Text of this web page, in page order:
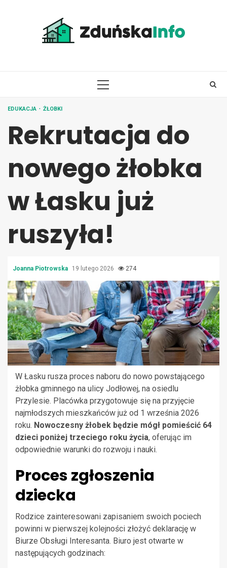
PRIMARY
EDUKACJA ŻŁOBKI
Rekrutacja do
nowego żłobka
w Łasku już
ruszyła!
Joanna Piotrowska 19 lutego 2026 274
W Łasku rusza proces naboru do nowo powstającego
żłobka gminnego na ulicy Jodłowej, na osiedlu
Przylesie. Placówka przygotowuje się na przyjęcie
najmłodszych mieszkańców już od 1 września 2026
roku. Nowoczesny żłobek będzie mógł pomieścić 64
dzieci poniżej trzeciego roku życia, oferując im
odpowiednie warunki do rozwoju i nauki.
Proces zgłoszenia
dziecka
Rodzice zainteresowani zapisaniem swoich pociech
powinni w pierwszej kolejności złożyć deklarację w
Biurze Obsługi Interesanta. Biuro jest otwarte w
następujących godzinach: